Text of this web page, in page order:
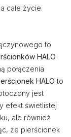
całe życie.
to
HALO
połączenia
HALO to
jest
efekt świetlistej
ale również
że pierścionek